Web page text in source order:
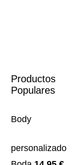
Productos
Populares
Body
personalizado